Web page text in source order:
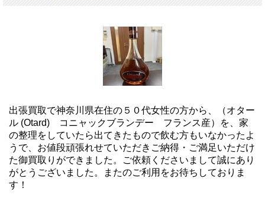
出張買取で神奈川県在住の５０代女性の方から、（オター
ル (Otard) コニャックブランデー フランス産）を、家
の整理をしていたら出てきたもので飲む方もいなかったよ
うで、お値段頑張れせていただきご納得・ご満足いただけ
た御買取りができました。ご依頼くださいまして誠にあり
がとうございました。またのご利用をお待ちしておりま
す！